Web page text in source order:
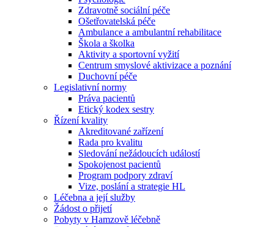
Zdravotně sociální péče
Ošetřovatelská péče
Ambulance a ambulantní rehabilitace
Škola a školka
Aktivity a sportovní vyžití
Centrum smyslové aktivizace a poznání
Duchovní péče
Legislativní normy
Práva pacientů
Etický kodex sestry
Řízení kvality
Akreditované zařízení
Rada pro kvalitu
Sledování nežádoucích událostí
Spokojenost pacientů
Program podpory zdraví
Vize, poslání a strategie HL
Léčebna a její služby
Žádost o přijetí
Pobyty v Hamzově léčebně